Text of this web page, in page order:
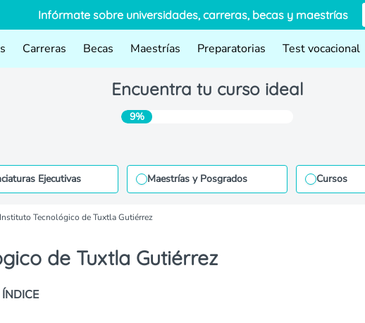
Infórmate sobre universidades, carreras, becas y maestrías
Carreras Becas Maestrías Preparatorias Test vocacional
Encuentra tu curso ideal
9%
Ejecutivas Maestrías y Posgrados Cursos
Tecnológico de Tuxtla Gutiérrez
de Tuxtla Gutiérrez
ÍNDICE